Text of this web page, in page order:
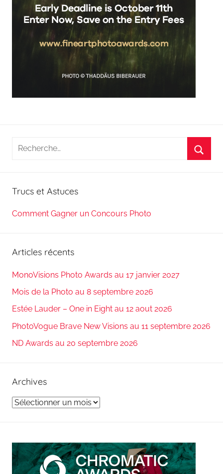
Recherche
Trucs et Astuces
Comment Gagner un Concours Photo
Articles récents
MonoVisions Photo Awards au 17 janvier 2027
Mois de la Photo au 8 septembre 2026
Estée Lauder – One in Eight au 12 aout 2026
PhotoVogue Brave New Visions au 11 septembre 2026
ND Awards au 20 septembre 2026
Archives
Archives